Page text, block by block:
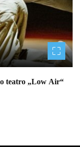
teatro „Low Air“